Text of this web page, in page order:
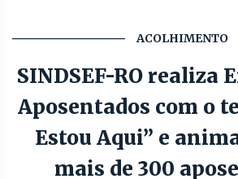
ACOLHIMENTO
SINDSEF-RO realiza
Aposentados com o
Estou Aqui” e
mais de 300